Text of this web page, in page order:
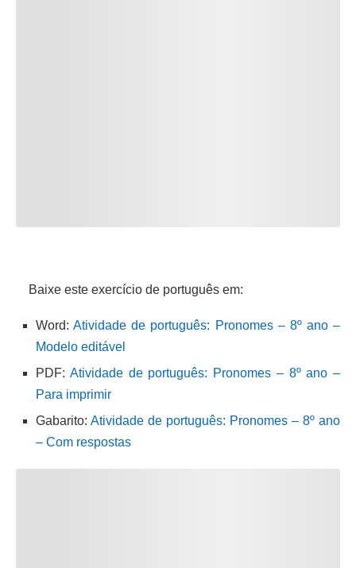
Baixe este exercício de português em:
Word:Atividade de português: Pronomes – 8º ano –
Modelo editável
PDF: Atividade de português: Pronomes – 8º ano –
Para imprimir
Gabarito: Atividade de português: Pronomes – 8º ano
– Com respostas